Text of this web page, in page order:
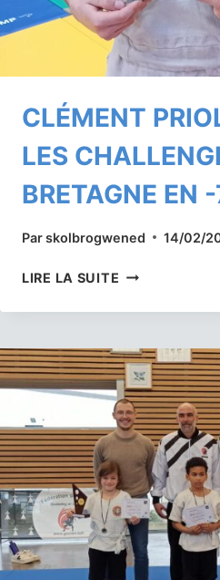
CLÉMENT
LES
BRETAGNE EN
Parskolbrogwened 14/02/
LIRE LA SUITE CLÉMENT
REMPORTE
CHALLENGES
DE
BRETAGNE
EN
-74
KG